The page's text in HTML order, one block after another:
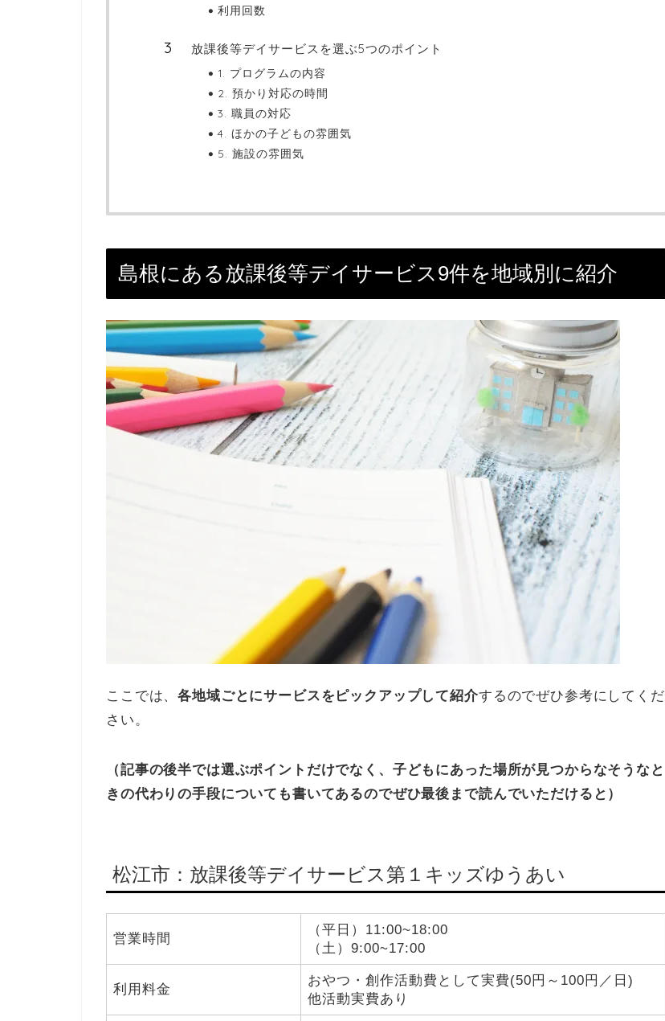
利用回数
放課後等デイサービスを選ぶ5つのポイント
1. プログラムの内容
2. 預かり対応の時間
3. 職員の対応
4. ほかの子どもの雰囲気
5. 施設の雰囲気
島根にある放課後等デイサービス9件を地域別に紹介
ここでは、各地域ごとにサービスをピックアップして紹介するのでぜひ参考にしてくだ
さい。
（記事の後半では選ぶポイントだけでなく、子どもにあった場所が見つからなそうなと
きの代わりの手段についても書いてあるのでぜひ最後まで読んでいただけると）
松江市：放課後等デイサービス第１キッズゆうあい
営業時間
（平日）11:00~18:00
（土）9:00~17:00
利用料金
おやつ・創作活動費として実費(50円～100円／日)
他活動実費あり